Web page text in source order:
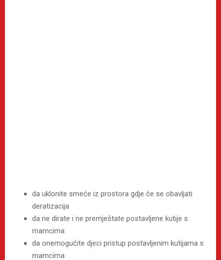
da uklonite smeće iz prostora gdje će se obavljati
deratizacija
da ne dirate i ne premještate postavljene kutije s
mamcima
da onemogućite djeci pristup postavljenim kutijama s
mamcima